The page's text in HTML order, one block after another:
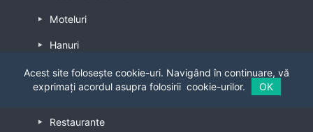
Moteluri
Hanuri
Campinguri
Apartamente
Restaurante
Acest site folosește cookie-uri. Navigând în continuare, vă
exprimați acordul asupra folosirii cookie-urilor. OK